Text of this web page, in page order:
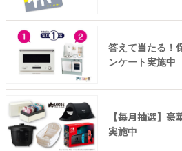
答えて当たる！
ンケート実施中
【毎月抽選】
実施中